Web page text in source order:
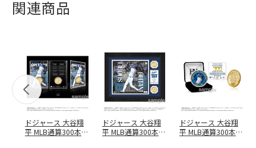
関連商品
ドジャース 大谷翔
平 MLB通算300本塁
ドジャース 大谷翔
平 MLB通算300本塁
ドジャース 大谷翔
平 MLB通算300本塁